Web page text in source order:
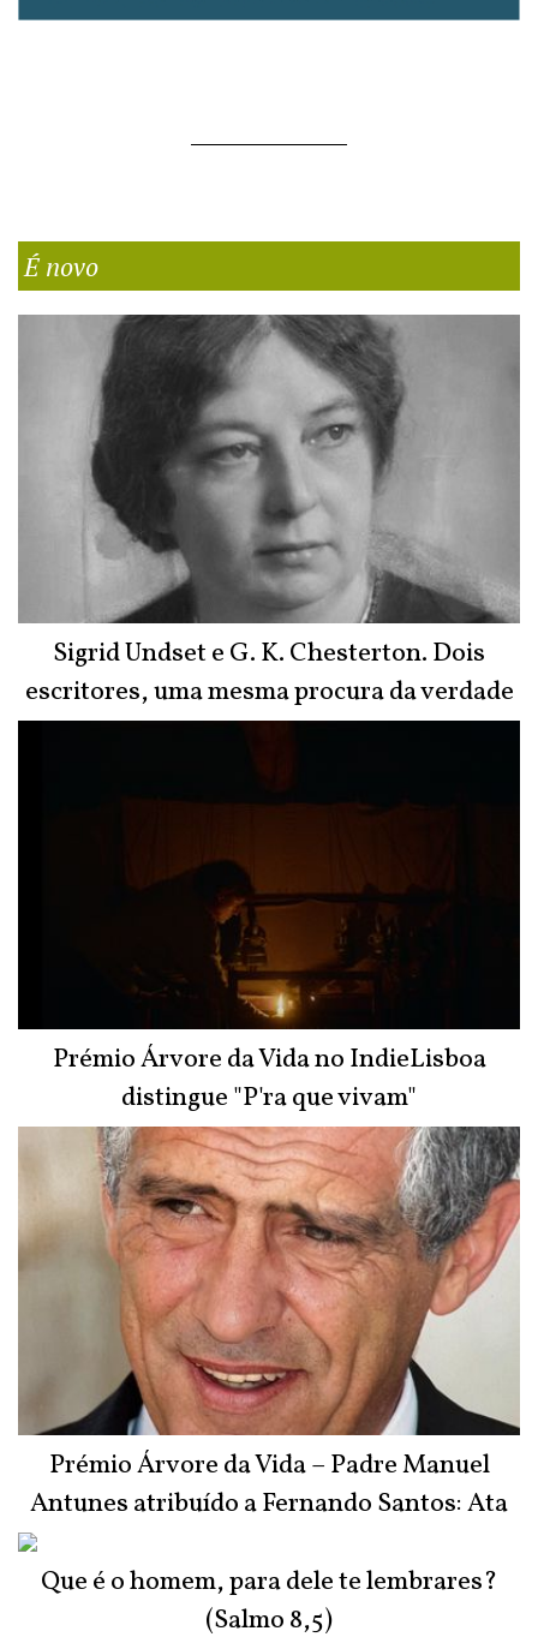
É novo
Sigrid Undset e G. K. Chesterton. Dois
escritores, uma mesma procura da verdade
Prémio Árvore da Vida no IndieLisboa
distingue "P'ra que vivam"
Prémio Árvore da Vida – Padre Manuel
Antunes atribuído a Fernando Santos: Ata
Que é o homem, para dele te lembrares?
(Salmo 8,5)